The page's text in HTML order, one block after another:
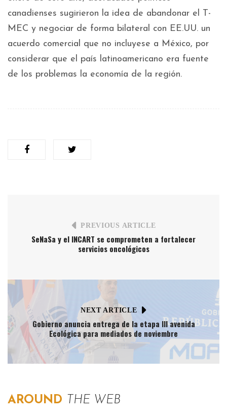
canadienses sugirieron la idea de abandonar el T-
MEC y negociar de forma bilateral con EE.UU. un
acuerdo comercial que no incluyese a México, por
considerar que el país latinoamericano era fuente
de los problemas la economía de la región.
PREVIOUS ARTICLE
SeNaSa y el INCART se comprometen a fortalecer
servicios oncológicos
NEXT ARTICLE
Gobierno anuncia entrega de la etapa III avenida
Ecológica para mediados de noviembre
AROUND THE WEB